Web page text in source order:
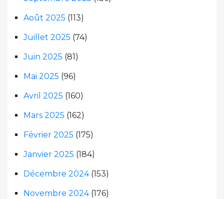
Août 2025 (113)
Juillet 2025 (74)
Juin 2025 (81)
Mai 2025 (96)
Avril 2025 (160)
Mars 2025 (162)
Février 2025 (175)
Janvier 2025 (184)
Décembre 2024(153)
Novembre 2024(176)